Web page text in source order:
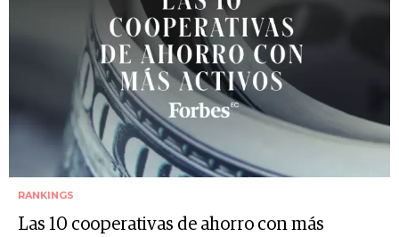
RANKINGS
Las 10 cooperativas de ahorro con más